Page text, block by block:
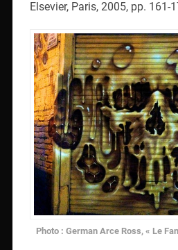
Elsevier, Paris, 2005, pp. 161-
Photo : German Arce Ross, « Le